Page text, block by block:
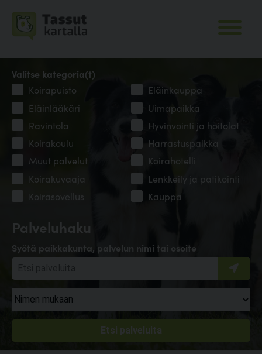
Palveluhaku
Syötä paikkakunta, palvelun nimi tai osoite
Valitse kategoria(t)
Koirapuisto
Eläinkauppa
Eläinlääkäri
Uimapaikka
Ravintola
Hyvinvointi ja hoitolat
Koirakoulu
Harrastuspaikka
Muut palvelut
Koirahotelli
Koirakuvaaja
Lenkkeily ja patikointi
Koirasovellus
Kauppa